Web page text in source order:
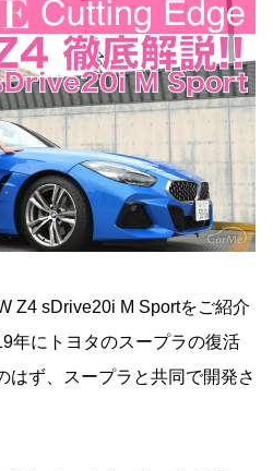
Z4 sDrive20i M Sportをご紹介
年にトヨタのスープラの復活
はず、スープラと共同で開発さ